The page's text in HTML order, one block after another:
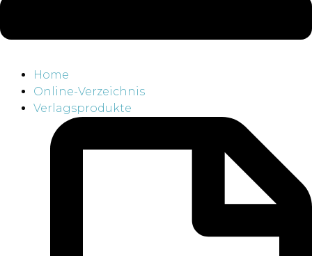
Home
Online-Verzeichnis
Verlagsprodukte